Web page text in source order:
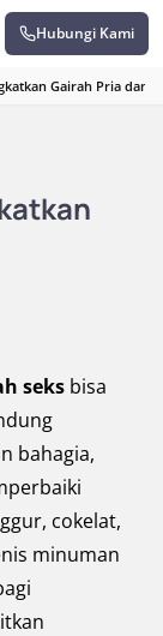
Hubungi Kami
Gairah Pria dan
seks bisa
bahagia,
cokelat,
minuman